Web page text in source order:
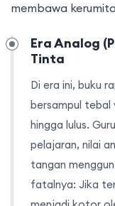
membawa
Era Analog
Tinta
Di era ini, buku
bersampul tebal
hingga lulus.
pelajaran, nilai
tangan
fatalnya: Jika